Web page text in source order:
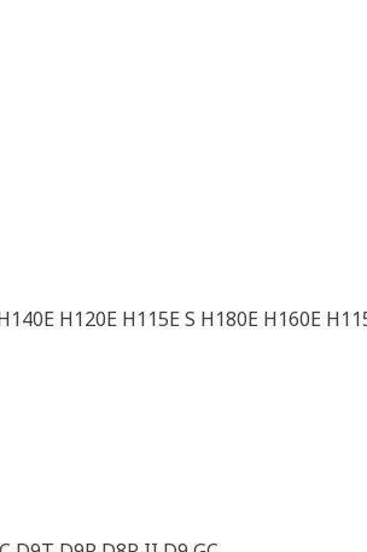
H120E H115E S H180E H160E